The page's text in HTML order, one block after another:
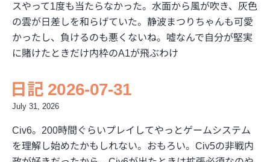
スやって1度も当たらなかった。水面から風が吹き、灰色
の雲が日差しを和らげていた。静波まつりちゃんも可愛
かったし、負けるのも悪くないね。嘘なんで自分が堅実
に賭けたときだけ内枠のA1が飛ぶわけ
日記 2026-07-31
July 31, 2026
Civ6。200時間ぐらいプレイしてやっとゲームシステム
を理解し始めたかもしれない。おもろい。Civ5の非戦内